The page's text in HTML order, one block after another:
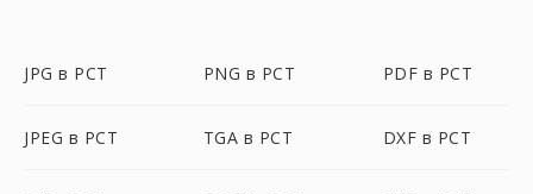
JPG в PCT PNG в PCT PDF в PCT
JPEG в PCT TGA в PCT DXF в PCT